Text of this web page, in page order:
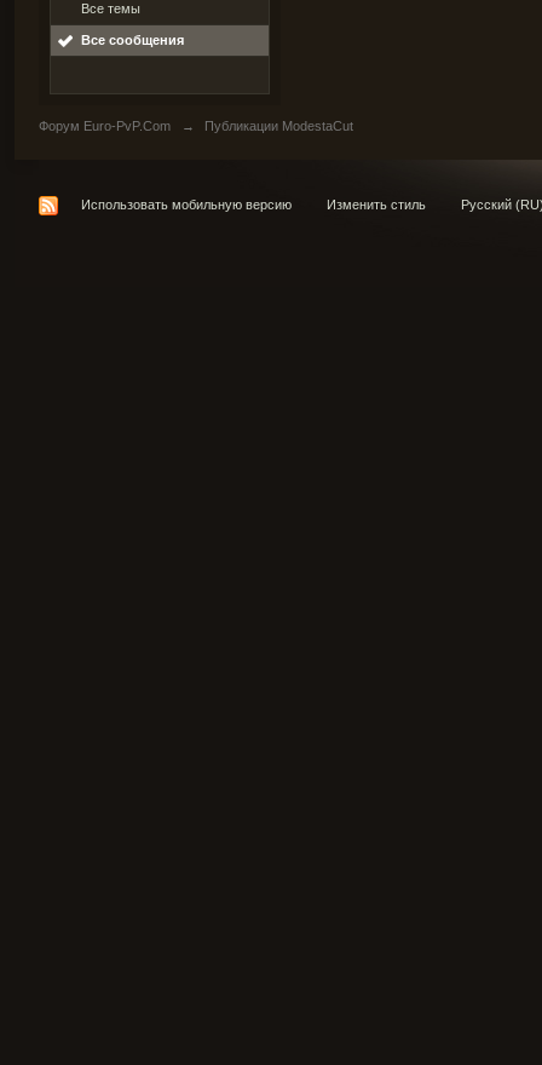
Все темы
Все сообщения
Форум Euro-PvP.Com → Публикации ModestaCut
Использовать мобильную версию Изменить стиль Русский